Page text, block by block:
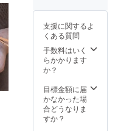
連結金
本製
支援に関するよ
くある質問
手数料はいく
らかかります
か？
目標金額に届
かなかった場
合どうなりま
すか？